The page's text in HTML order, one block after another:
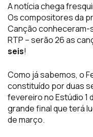
A notícia chega
Os compositores da
Canção conheceram-
RTP – serão 26 as
seis!
Como já sabemos, o
constituído por duas
fevereiro no Estúdio 1
grande final que terá
de março.